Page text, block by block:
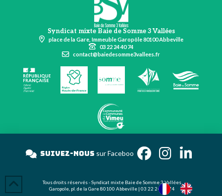
Syndicat mixte Baie de Somme 3 Vallées
place de la Gare, Immeuble Garopôle 80100 Abbeville
03 22 24 40 74
contact@baiedesomme3vallees.fr
Suivez-noussur Faceb
Tous droits réservés - Syndicat mixte Baie de Somme 3 Vallées
Garopole, pl. de la Gare 80100 Abbeville | 03 22 24 40 74